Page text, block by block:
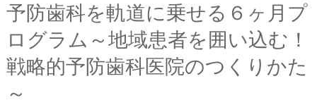
予防歯科を軌道に乗せる６ヶ月プ
ログラム～地域患者を囲い込む！
戦略的予防歯科医院のつくりかた
～
▼